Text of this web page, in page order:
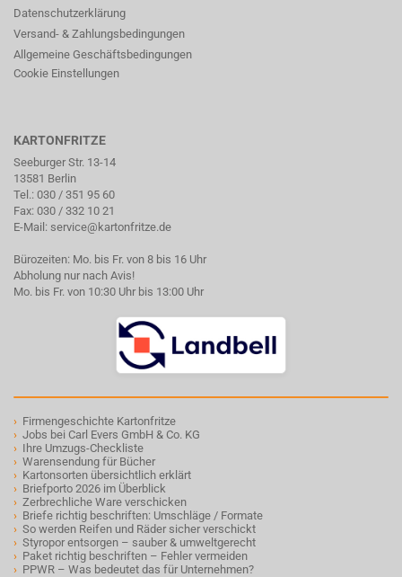
Datenschutzerklärung
Versand- & Zahlungsbedingungen
Allgemeine Geschäftsbedingungen
Cookie Einstellungen
KARTONFRITZE
Seeburger Str. 13-14
13581 Berlin
Tel.: 030 / 351 95 60
Fax: 030 / 332 10 21
E-Mail: service@kartonfritze.de
Bürozeiten: Mo. bis Fr. von 8 bis 16 Uhr
Abholung nur nach Avis!
Mo. bis Fr. von 10:30 Uhr bis 13:00 Uhr
› Firmengeschichte Kartonfritze
› Jobs bei Carl Evers GmbH & Co. KG
› Ihre Umzugs-Checkliste
› Warensendung für Bücher
› Kartonsorten übersichtlich erklärt
› Briefporto 2026 im Überblick
› Zerbrechliche Ware verschicken
› Briefe richtig beschriften: Umschläge / Formate
› So werden Reifen und Räder sicher verschickt
› Styropor entsorgen – sauber & umweltgerecht
› Paket richtig beschriften – Fehler vermeiden
› PPWR – Was bedeutet das für Unternehmen?